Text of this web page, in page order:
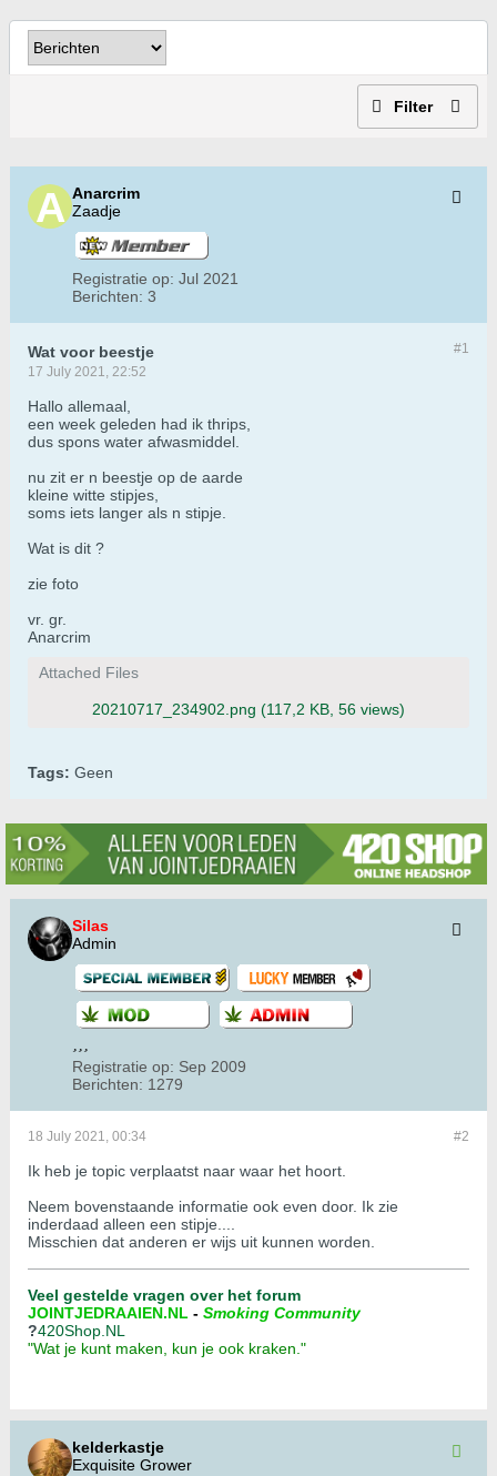
Filter
Anarcrim
Zaadje
Registratie op: Jul 2021
Berichten: 3
#1
Wat voor beestje
17 July 2021, 22:52
Hallo allemaal,
een week geleden had ik thrips,
dus spons water afwasmiddel.
nu zit er n beestje op de aarde
kleine witte stipjes,
soms iets langer als n stipje.
Wat is dit ?
zie foto
vr. gr.
Anarcrim
Attached Files
20210717_234902.png (117,2 KB, 56 views)
Tags: Geen
Silas
Admin
Registratie op: Sep 2009
Berichten: 1279
#2
18 July 2021, 00:34
Ik heb je topic verplaatst naar waar het hoort.
Neem bovenstaande informatie ook even door. Ik zie
inderdaad alleen een stipje....
Misschien dat anderen er wijs uit kunnen worden.
Veel gestelde vragen over het forum
JOINTJEDRAAIEN.NL - Smoking Community
?420Shop.NL
"Wat je kunt maken, kun je ook kraken."
kelderkastje
Exquisite Grower